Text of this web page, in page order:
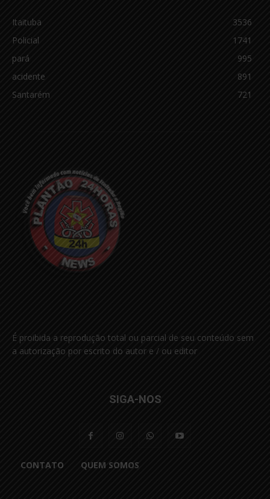
Itaituba
3536
Policial
1741
pará
995
acidente
891
Santarém
721
É proibida a reprodução total ou parcial de seu conteúdo sem
a autorização por escrito do autor e / ou editor
SIGA-NOS
CONTATO QUEM SOMOS